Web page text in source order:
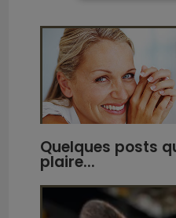
32
Quelques posts
plaire...